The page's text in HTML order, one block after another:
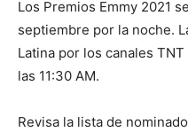
Los Premios Emmy 2021
septiembre por la noche.
Latina por los canales
las 11:30 AM.
Revisa la lista de